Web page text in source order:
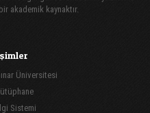
akademik kaynaktır.
Üniversitesi
Sistemi